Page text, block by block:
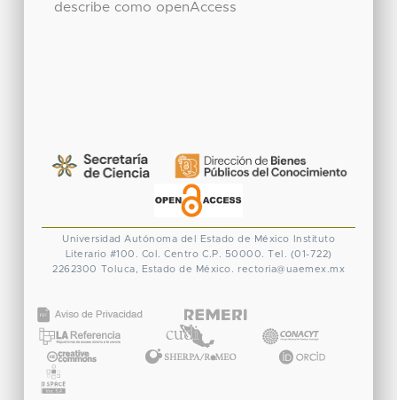
describe como openAccess
Universidad Autónoma del Estado de México
Instituto
Literario #100. Col. Centro C.P. 50000. Tel. (01-722)
2262300 Toluca, Estado de México. rectoria@uaemex.mx